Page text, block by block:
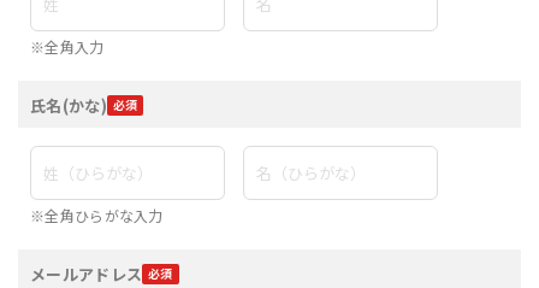
※全角入力
氏名(かな)
※全角ひらがな入力
メールアドレス